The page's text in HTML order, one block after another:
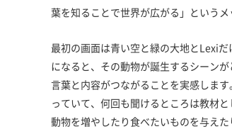
葉を知ることで世界が広がる」という
最初の画面は青い空と緑の大地とLexi
になると、その動物が誕生するシーンが
言葉と内容がつながることを実感しま
っていて、何回も聞けるところは教材と
動物を増やしたり食べたいものを与え